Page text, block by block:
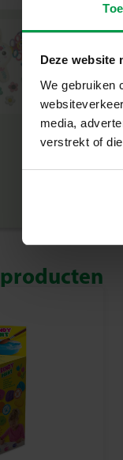
Deze website
We gebruiken
media,
verstrekt of